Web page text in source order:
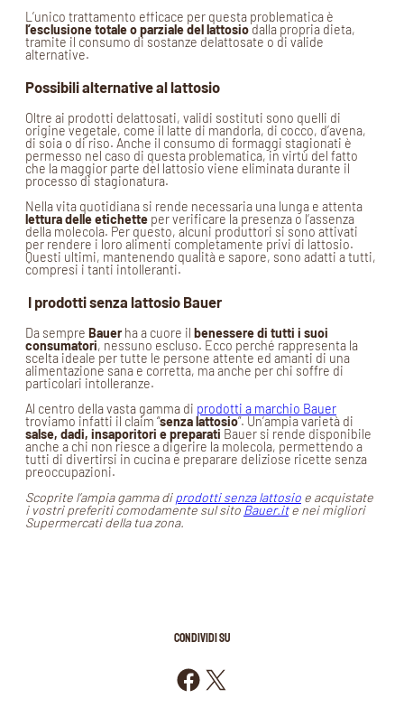
L’unico trattamento efficace per questa problematica è
l’esclusione totale o parziale del lattosiodalla propria dieta,
tramite il consumo di sostanze delattosate o di valide
alternative.
Possibili alternative al lattosio
Oltre ai prodotti delattosati, validi sostituti sono quelli di
origine vegetale, come il latte di mandorla, di cocco, d’avena,
di soia o di riso. Anche il consumo di formaggi stagionati è
permesso nel caso di questa problematica, in virtù del fatto
che la maggior parte del lattosio viene eliminata durante il
processo di stagionatura.
Nella vita quotidiana si rende necessaria una lunga e attenta
lettura delle etichette per verificare la presenza o l’assenza
della molecola. Per questo, alcuni produttori si sono attivati
per rendere i loro alimenti completamente privi di lattosio.
Questi ultimi, mantenendo qualità e sapore, sono adatti a tutti,
compresi i tanti intolleranti.
I prodotti senza lattosio Bauer
Da sempre Bauerha a cuore il benessere di tutti i suoi
consumatori, nessuno escluso. Ecco perché rappresenta la
scelta ideale per tutte le persone attente ed amanti di una
alimentazione sana e corretta, ma anche per chi soffre di
particolari intolleranze.
Al centro della vasta gamma di prodotti a marchio Bauer
troviamo infatti il claim “senza lattosio”. Un’ampia varietà di
salse, dadi, insaporitori e preparati Bauer si rende disponibile
anche a chi non riesce a digerire la molecola, permettendo a
tutti di divertirsi in cucina e preparare deliziose ricette senza
preoccupazioni.
Scoprite l’ampia gamma diprodotti senza lattosio e acquistate
i vostri preferiti comodamente sul sito Bauer.ite nei migliori
Supermercati della tua zona.
CONDIVIDI SU
Condividi su Facebook
Condividi su X